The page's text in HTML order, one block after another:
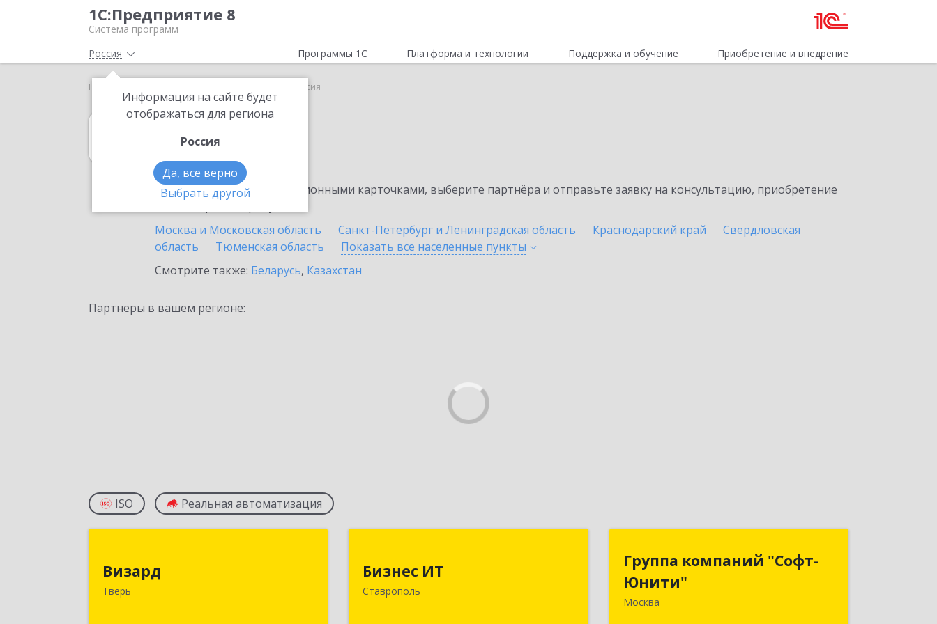
1С:Предприятие 8
Система программ
Россия
Информация на сайте будет
отображаться для региона
Россия
Да, все верно
Выбрать другой
Программы 1С Платформа и технологии Поддержка и обучение Приобретение и внедрение
Главная Россия
1С:Договоры
в России
Ознакомьтесь с информационными карточками, выберите партнёра и отправьте заявку на консультацию, приобретение
Москва и Московская область
Санкт-Петербург и Ленинградская область Краснодарский край
Свердловская
область
Тюменская область Показать все населенные пункты
Смотрите также: Беларусь, Казахстан
Партнеры в вашем регионе:
ISO Реальная автоматизация
Визард
Тверь
170006, Тверская обл, Тверь г,
Бизнес ИТ
Ставрополь
Ставрополь г, 1 Промышленная ул,
Группа компаний "Софт-
Юнити"
Москва
Группа компаний "Софт-
Юнити"